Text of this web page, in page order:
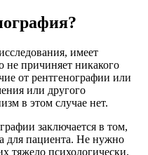
имеет
не причиняет никакого
от рентгенографии или
или другого
в этом случае нет.
заключается в том,
для пациента. Не нужно
тяжело психологически.